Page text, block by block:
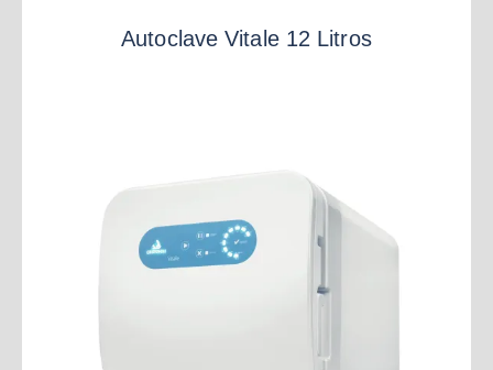
Autoclave Vitale 12 Litros